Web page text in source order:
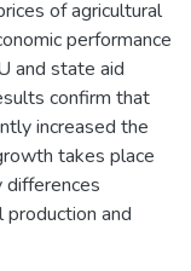
of agricultural
performance
and state aid
confirm that
increased the
takes place
differences
and